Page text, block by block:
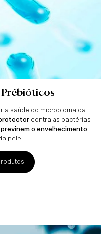
a saúde do microbioma da
contra as bactérias
previnem o envelhecimento
pele.